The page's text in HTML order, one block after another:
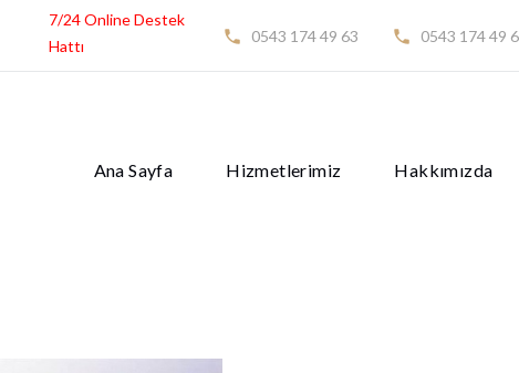
7/24 Online Destek
Hattı
0543 174 49 63 0543 174 49
Ana Sayfa Hizmetlerimiz Hakkımızda